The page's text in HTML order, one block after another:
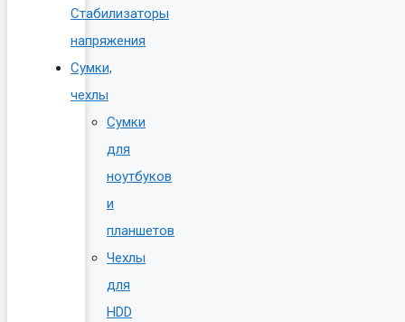
Стабилизаторы
напряжения
Сумки,
чехлы
Сумки
для
ноутбуков
и
планшетов
Чехлы
для
HDD